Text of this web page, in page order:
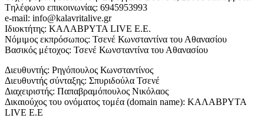
Tηλέφωνο επικοινωνίας: 6945953993
e-mail: info@kalavritalive.gr
Iδιοκτήτης: ΚΑΛΑΒΡΥΤΑ LIVE E.E.
Νόμιμος εκπρόσωπος: Τσενέ Κωνσταντίνα του Αθανασίου
Βασικός μέτοχος: Τσενέ Κωνσταντίνα του Αθανασίου
Διευθυντής: Ρηγόπουλος Κωνσταντίνος
Διευθυντής σύνταξης: Σπυριδούλα Τσενέ
Διαχειριστής: Παπαβραμόπουλος Νικόλαος
Δικαιούχος του ονόματος τομέα (domain name): ΚΑΛΑΒΡΥΤΑ
LIVE E.E